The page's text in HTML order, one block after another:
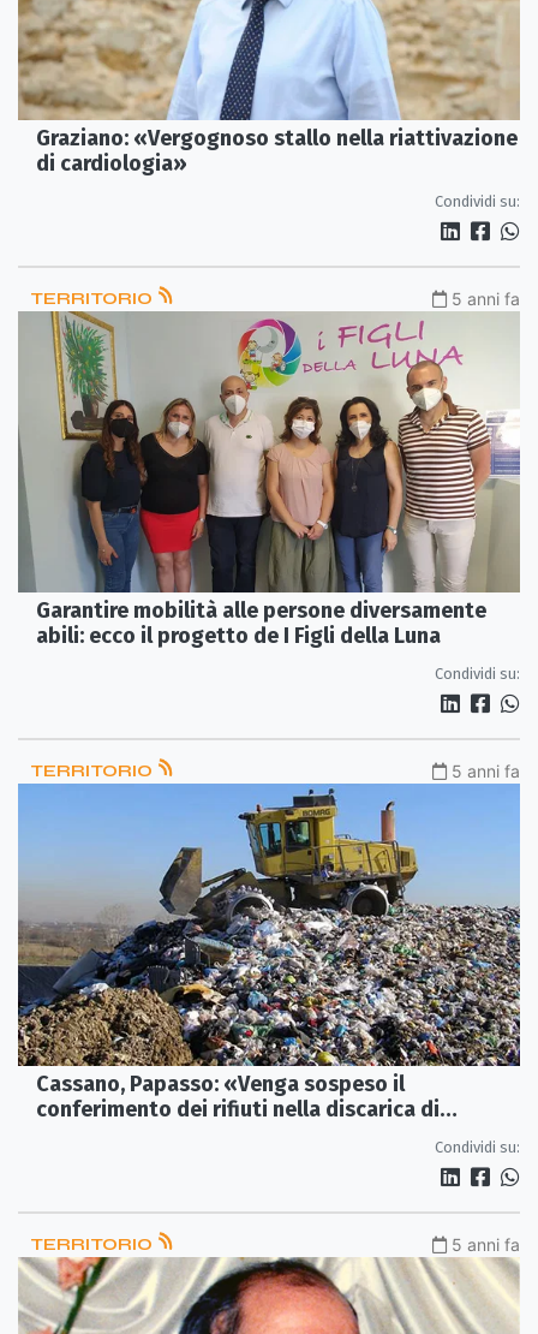
Graziano: «Vergognoso stallo nella riattivazione
di cardiologia»
Condividi su:
TERRITORIO 5 anni fa
Garantire mobilità alle persone diversamente
abili: ecco il progetto de I Figli della Luna
Condividi su:
TERRITORIO 5 anni fa
Cassano, Papasso: «Venga sospeso il
conferimento dei rifiuti nella discarica di
Condividi su:
TERRITORIO 5 anni fa